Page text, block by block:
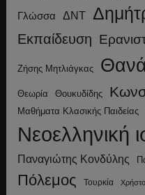
Γλώσσα ΔΝΤ
Εκπαίδευση
Ζήσης Μητλιάγκας
Θεωρία Θουκυδίδης
Μαθήματα Κλασικής Παιδείας
Νεοελληνική
Παναγιώτης Κονδύλης
Πόλεμος Τουρκία